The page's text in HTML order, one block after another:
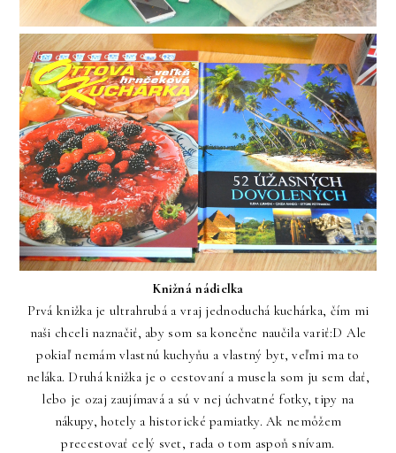
Knižná nádielka
Prvá knižka je ultrahrubá a vraj jednoduchá kuchárka, čím mi
naši chceli naznačiť, aby som sa konečne naučila variť:D Ale
pokiaľ nemám vlastnú kuchyňu a vlastný byt, veľmi ma to
neláka. Druhá knižka je o cestovaní a musela som ju sem dať,
lebo je ozaj zaujímavá a sú v nej úchvatné fotky, tipy na
nákupy, hotely a historické pamiatky. Ak nemôžem
precestovať celý svet, rada o tom aspoň snívam.